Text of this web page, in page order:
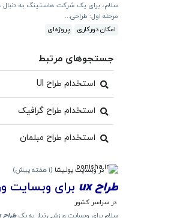
سلام، برای یک شرکت هاستینگ به
مرحله اول: طراحی...
امکان دورکاری
پروژه‌ای
جستجوهای مرتبط
استخدام طراح UI
استخدام طراح گرافیک
استخدام طراح مبلمان
در وبسایت پونیشا (1 هفته پیش )
طراح ux برای وبسایت
در سراسر کشور
سلام برای وبسایت ورزشی نیاز به یکطراح